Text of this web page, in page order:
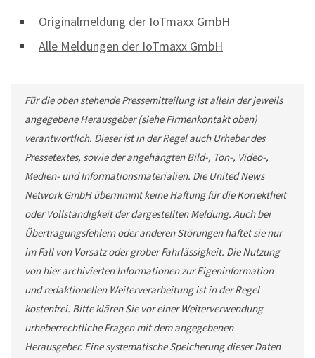
Originalmeldung der IoTmaxx GmbH
Alle Meldungen der IoTmaxx GmbH
Für die oben stehende Pressemitteilung ist allein der jeweils
angegebene Herausgeber (siehe Firmenkontakt oben)
verantwortlich. Dieser ist in der Regel auch Urheber des
Pressetextes, sowie der angehängten Bild-, Ton-, Video-,
Medien- und Informationsmaterialien. Die United News
Network GmbH übernimmt keine Haftung für die Korrektheit
oder Vollständigkeit der dargestellten Meldung. Auch bei
Übertragungsfehlern oder anderen Störungen haftet sie nur
im Fall von Vorsatz oder grober Fahrlässigkeit. Die Nutzung
von hier archivierten Informationen zur Eigeninformation
und redaktionellen Weiterverarbeitung ist in der Regel
kostenfrei. Bitte klären Sie vor einer Weiterverwendung
urheberrechtliche Fragen mit dem angegebenen
Herausgeber. Eine systematische Speicherung dieser Daten